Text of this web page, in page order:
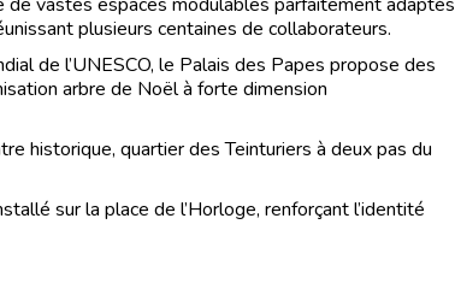
plusieurs centaines de collaborateurs.
de l’UNESCO, le Palais des Papes propose des
arbre de Noël à forte dimension
historique, quartier des Teinturiers à deux pas du
sur la place de l’Horloge, renforçant l’identité